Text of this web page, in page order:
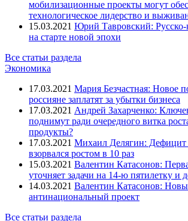
мобилизационные проекты могут
технологическое лидерство и
15.03.2021 Юрий Тавровский: Русско-
на старте новой эпохи
Все статьи раздела
Экономика
17.03.2021 Мария Безчастная: Новое
россияне заплатят за убытки бизнеса
17.03.2021 Андрей Захарченко:
поднимут ради очередного витка
продукты?
17.03.2021 Михаил Делягин: Дефицит
взорвался ростом в 10 раз
15.03.2021 Валентин Катасонов:
уточняет задачи на 14-ю пятилетку и
14.03.2021 Валентин Катасонов:
антинациональный проект
Все статьи раздела